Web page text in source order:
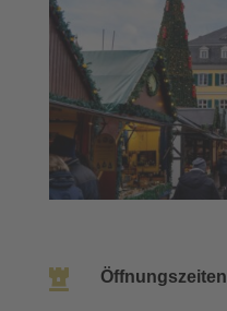
 Öffnungszeiten